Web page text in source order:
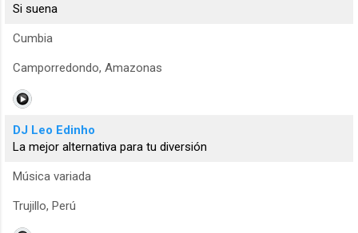
Si suena
Cumbia
Camporredondo, Amazonas
DJ Leo Edinho
La mejor alternativa para tu diversión
Música variada
Trujillo, Perú